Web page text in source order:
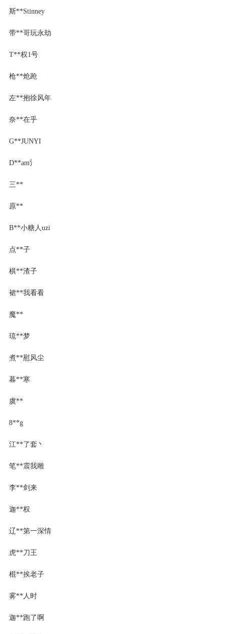
斯**Stinney
带**哥玩永劫
T**权1号
枪**炝跄
左**抱徐风年
奈**在乎
G**JUNYI
D**am氵
三**
原**
B**小糖人uzi
点**子
棋**渣子
裙**我看看
魔**
琉**梦
煮**慰风尘
暮**寒
虞**
8**g
江**了套丶
笔**震我雕
李**剑来
迦**权
辽**第一深情
虎**刀王
棍**挨老子
雾**人时
迦**跑了啊